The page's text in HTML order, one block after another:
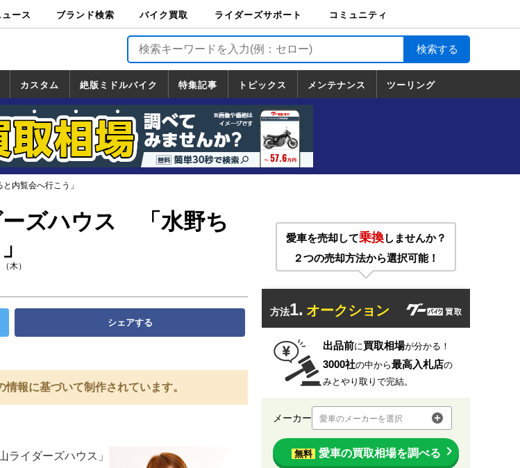
ュース ブランド検索 バイク買取
バイク買取
ライダーズサポート
ライダーズサポート
TOP
バイク輸送
バイクガレージライ
フ
バイク車両保険
ロードサービス
バイク試乗
コミュニティ
カスタム
カスタム
一覧
ホンダ
ヤマハ
スズキ
カワサキ
絶版ミドルバイク
絶版ミドルバイク
一覧
ホンダ
ヤマハ
スズキ
カワサキ
特集記事 トピックス
トピックス
一覧
ホンダ
ヤマハ
スズキ
カワサキ
ハーレーダ
ビッドソン
BMW
ドゥカティ
トライアン
フ
メンテナンス ツーリング
道の駅調査隊
ツーリング情報局
日本の道50選
国道めぐり
林道ツーリング
内覧会へ行こう」
ーズハウス 「水野ち
木）
シェアする
報に基づいて制作されています。
ライダーズハウス」
愛車を売却して乗換しませんか？
２つの売却方法から選択可能！
方法1. オークション
出品前に買取相場が分かる！
3000社の中から最高入札店の
みとやり取りで完結。
メーカー 愛車のメーカーを選択
無料 愛車の買取相場を調べる